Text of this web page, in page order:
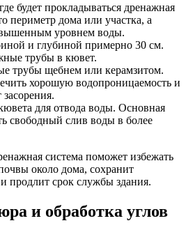
будет прокладываться дренажная
периметр дома или участка, а
уровнем воды.
и глубиной примерно 30 см.
трубы в кювет.
трубы щебнем или керамзитом.
хорошую водопроницаемость и
для отвода воды. Основная
свободный слив воды в более
система поможет избежать
около дома, сохранит
продлит срок службы здания.
и обработка углов